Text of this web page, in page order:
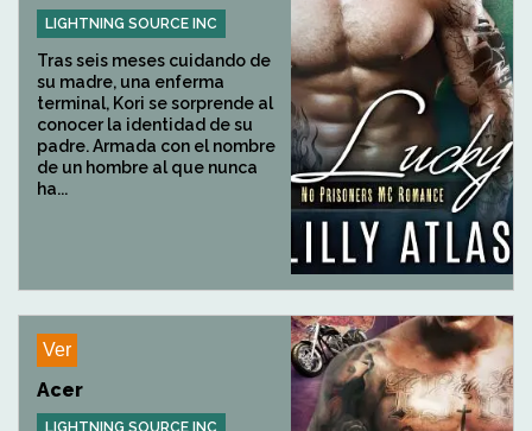
LIGHTNING SOURCE INC
Tras seis meses cuidando de
su madre, una enferma
terminal, Kori se sorprende al
conocer la identidad de su
padre. Armada con el nombre
de un hombre al que nunca
ha...
Ver
Acer
LIGHTNING SOURCE INC